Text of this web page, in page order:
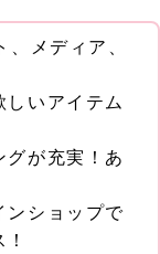
、メディア、
しいアイテム
グが充実！あ
ンショップで